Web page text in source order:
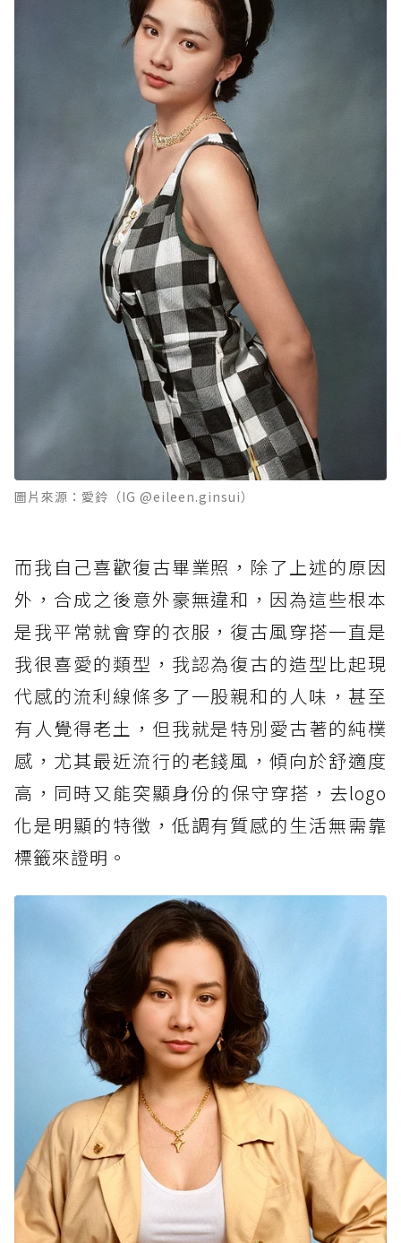
圖片來源：愛鈴（IG @eileen.ginsui）
而我自己喜歡復古畢業照，除了上述的原因
外，合成之後意外豪無違和，因為這些根本
是我平常就會穿的衣服，復古風穿搭一直是
我很喜愛的類型，我認為復古的造型比起現
代感的流利線條多了一股親和的人味，甚至
有人覺得老土，但我就是特別愛古著的純樸
感，尤其最近流行的老錢風，傾向於舒適度
高，同時又能突顯身份的保守穿搭，去logo
化是明顯的特徵，低調有質感的生活無需靠
標籤來證明。